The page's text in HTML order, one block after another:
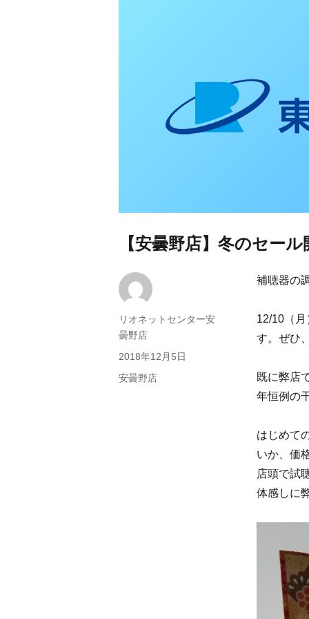
【安曇野店】冬のセール
補聴器の
12/10（
す。ぜひ
既に弊店
年恒例の
はじめて
いか、価
店頭で試
体感しに
投
稿
者
リオネットセンター安
曇野店
投
稿
2018年12月5日
カ
安曇野店